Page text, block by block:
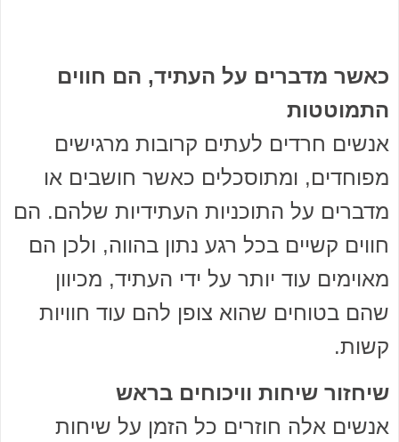
כאשר מדברים על העתיד, הם חווים
התמוטטות
אנשים חרדים לעתים קרובות מרגישים
מפוחדים, ומתוסכלים כאשר חושבים או
מדברים על התוכניות העתידיות שלהם. הם
חווים קשיים בכל רגע נתון בהווה, ולכן הם
מאוימים עוד יותר על ידי העתיד, מכיוון
שהם בטוחים שהוא צופן להם עוד חוויות
קשות.
שיחזור שיחות וויכוחים בראש
אנשים אלה חוזרים כל הזמן על שיחות